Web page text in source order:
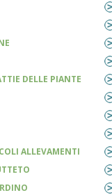
DELLE PIANTE
ALLEVAMENTI